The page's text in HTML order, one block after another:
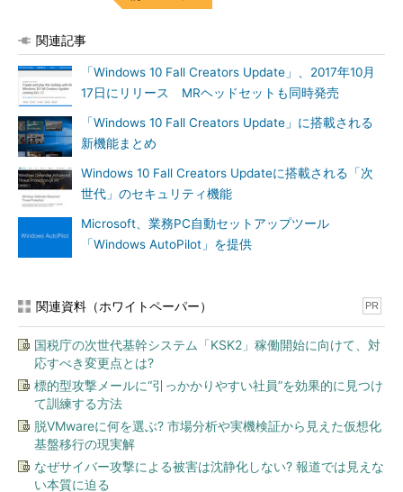
関連記事
「Windows 10 Fall Creators Update」、2017年10月
17日にリリース MRヘッドセットも同時発売
「Windows 10 Fall Creators Update」に搭載される
新機能まとめ
Windows 10 Fall Creators Updateに搭載される「次
世代」のセキュリティ機能
Microsoft、業務PC自動セットアップツール
「Windows AutoPilot」を提供
関連資料（ホワイトペーパー） PR
国税庁の次世代基幹システム「KSK2」稼働開始に向けて、対
応すべき変更点とは?
標的型攻撃メールに“引っかかりやすい社員”を効果的に見つけ
て訓練する方法
脱VMwareに何を選ぶ? 市場分析や実機検証から見えた仮想化
基盤移行の現実解
なぜサイバー攻撃による被害は沈静化しない? 報道では見えな
い本質に迫る